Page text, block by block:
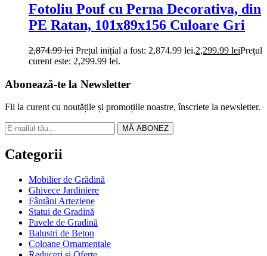
Fotoliu Pouf cu Perna Decorativa, din
PE Ratan, 101x89x156 Culoare Gri
2,874.99lei Prețul inițial a fost: 2,874.99 lei.2,299.99 leiPrețul
curent este: 2,299.99 lei.
Abonează-te la Newsletter
Fii la curent cu noutățile și promoțiile noastre, înscriete la newsletter.
MĂ ABONEZ
Categorii
Mobilier de Grădină
Ghivece Jardiniere
Fântâni Arteziene
Statui de Gradină
Pavele de Gradină
Balustri de Beton
Coloane Ornamentale